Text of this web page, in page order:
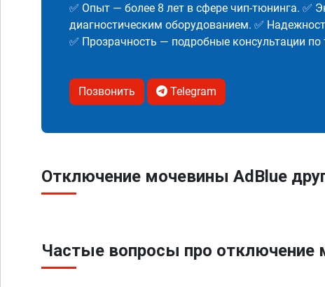
✅ Опыт — более 8 лет в сфере чип-тюнинга. ✅
диагностическим оборудованием. ✅
✅ Прозрачность — подробные консультации
Позвонить Telegram
Отключение мочевины AdBlue
Частые вопросы про отключение